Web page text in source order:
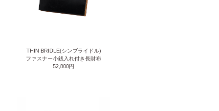
THIN BRIDLE(シンブライドル)
ファスナー小銭入れ付き長財布
52,800円